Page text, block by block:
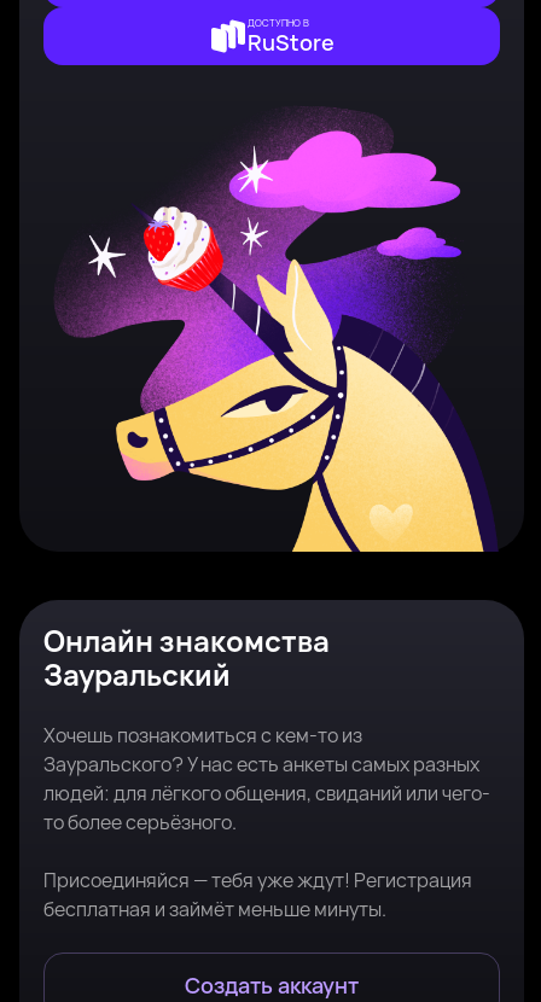
ДОСТУПНО В
RuStore
Онлайн знакомства
Зауральский
Хочешь познакомиться с кем-то из
Зауральского? У нас есть анкеты самых разных
людей: для лёгкого общения, свиданий или чего-
то более серьёзного.
Присоединяйся — тебя уже ждут! Регистрация
бесплатная и займёт меньше минуты.
Создать аккаунт